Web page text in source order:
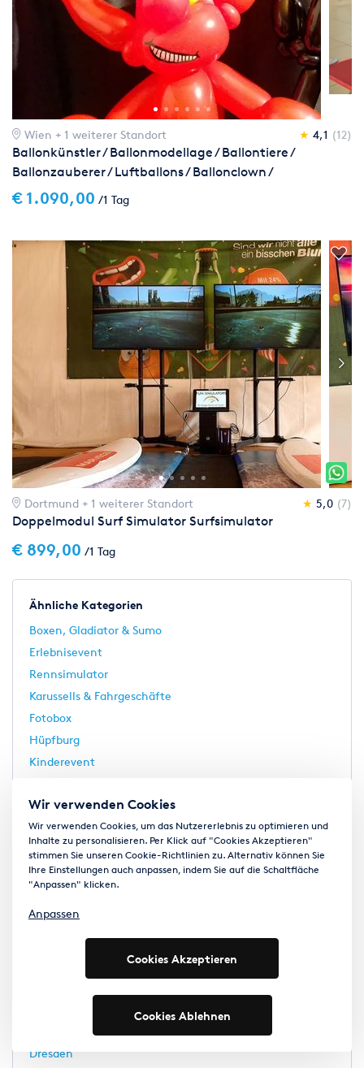
Wien + 1 weiterer Standort ★ 4,1 (12)
Ballonkünstler / Ballonmodellage / Ballontiere /
Ballonzauberer / Luftballons / Ballonclown /
Luftballonfiguren - originelle und professionelle
Ballonmodellage auf TOP-Niveau zu bezahlbarem
€ 1.090,00 /1 Tag
Dortmund + 1 weiterer Standort ★ 5,0 (7)
Doppelmodul Surf Simulator Surfsimulator
€ 899,00 /1 Tag
Ähnliche Kategorien
Boxen, Gladiator & Sumo
Erlebnisevent
Rennsimulator
Karussells & Fahrgeschäfte
Fotobox
Hüpfburg
Kinderevent
Mobile Eisbahn
Weitere
Berlin
Dresden
Wir verwenden Cookies
Wir verwenden Cookies, um das Nutzererlebnis zu optimieren und
Inhalte zu personalisieren. Per Klick auf "Cookies Akzeptieren"
stimmen Sie unseren Cookie-Richtlinien zu. Alternativ können Sie
Ihre Einstellungen auch anpassen, indem Sie auf die Schaltfläche
"Anpassen" klicken.
Anpassen
Cookies Akzeptieren
Cookies Ablehnen